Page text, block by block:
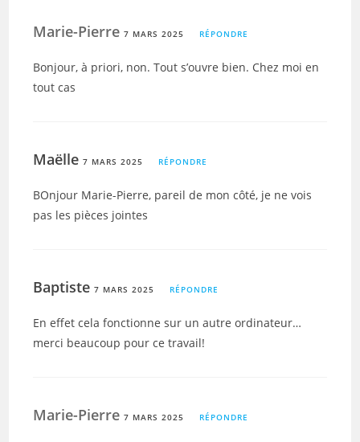
Marie-Pierre 7 MARS 2025 RÉPONDRE
Bonjour, à priori, non. Tout s’ouvre bien. Chez moi en
tout cas
Maëlle7 MARS 2025 RÉPONDRE
BOnjour Marie-Pierre, pareil de mon côté, je ne vois
pas les pièces jointes
Baptiste7 MARS 2025 RÉPONDRE
En effet cela fonctionne sur un autre ordinateur…
merci beaucoup pour ce travail!
Marie-Pierre 7 MARS 2025 RÉPONDRE